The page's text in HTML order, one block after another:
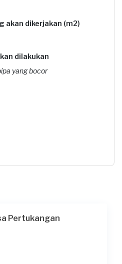
akan dikerjakan (m2)
dilakukan
yang bocor
layanan ini?
Pertukangan